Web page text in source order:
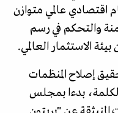
اقتصادي عالمي متوازن
والتحكم في رسم
الاستثمار العالمي.
إصلاح المنظمات
بدءا بمجلس